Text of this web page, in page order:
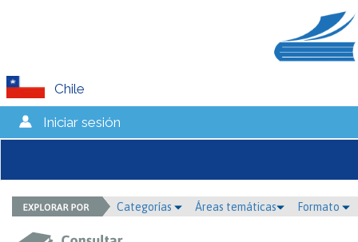
Chile
Iniciar sesión
Categorías Áreas temáticas Formato